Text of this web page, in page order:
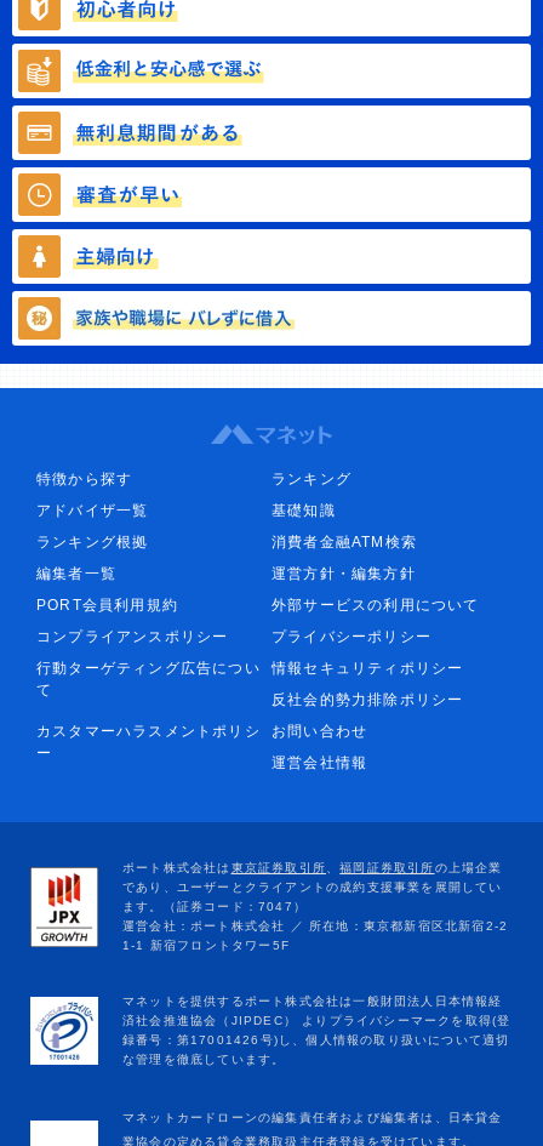
特徴から探す
ランキング
アドバイザ一覧
基礎知識
ランキング根拠
消費者金融ATM検索
編集者一覧
運営方針・編集方針
PORT会員利用規約
外部サービスの利用について
コンプライアンスポリシー
プライバシーポリシー
行動ターゲティング広告につい
て
情報セキュリティポリシー
反社会的勢力排除ポリシー
カスタマーハラスメントポリシ
ー
お問い合わせ
運営会社情報
マネットカードローンの編集責任者および編集者は、日本貸金
業協会の定める貸金業務取扱主任者登録を受けています。